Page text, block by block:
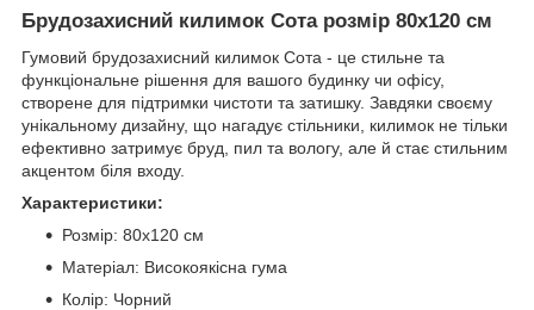
Брудозахисний килимок Сота розмір 80х120 см
Гумовий брудозахисний килимок Сота - це стильне та
функціональне рішення для вашого будинку чи офісу,
створене для підтримки чистоти та затишку. Завдяки своєму
унікальному дизайну, що нагадує стільники, килимок не тільки
ефективно затримує бруд, пил та вологу, але й стає стильним
акцентом біля входу.
Характеристики:
Розмір: 80х120 см
Матеріал: Високоякісна гума
Колір: Чорний